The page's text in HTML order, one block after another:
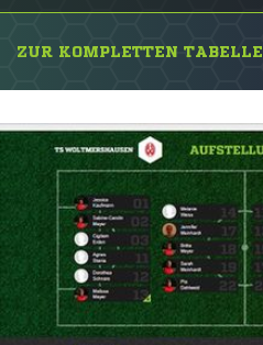
ZUR KOMPLETTEN TABELLE